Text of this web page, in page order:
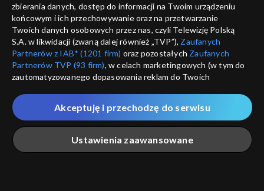
Studio Raban
15.07.2023
Studio Raban
08.07.2023
Studio Raban
01.07.2023
Studio Raban
24.06.2023
zbierania danych, dostęp do informacji na Twoim urządzeniu
końcowym i ich przechowywanie oraz na przetwarzanie
Twoich danych osobowych przez nas, czyli Telewizję Polską
S.A. w likwidacji (zwaną dalej również „TVP”), Zaufanych
Partnerów z IAB* (1201 firm) oraz pozostałych Zaufanych
Partnerów TVP (93 firm), w celach marketingowych (w tym do
zautomatyzowanego dopasowania reklam do Twoich
które wskazujemy poniżej, a także zgody na udostępnianie
przez nas identyfikatora PPID do Google.
Twoje dane osobowe zbierane podczas odwiedzania przez
Ciebie naszych
poszczególnych serwisówzwanych dalej
„Portalem”, w tym informacje zapisywane za pomocą
Ustawienia zaawansowane
Akceptuję i przechodzę do serwisu